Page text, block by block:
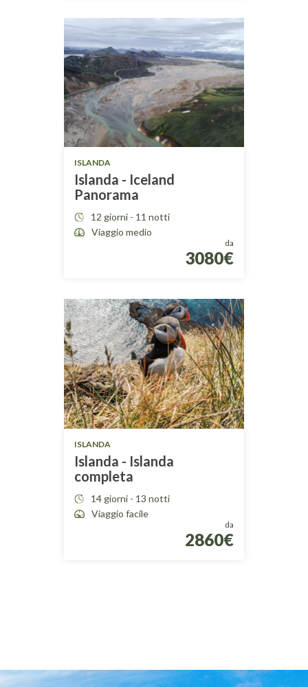
ISLANDA
Islanda - Iceland
Panorama
12 giorni - 11 notti
Viaggio medio
da
3080€
ISLANDA
Islanda - Islanda
completa
14 giorni - 13 notti
Viaggio facile
da
2860€